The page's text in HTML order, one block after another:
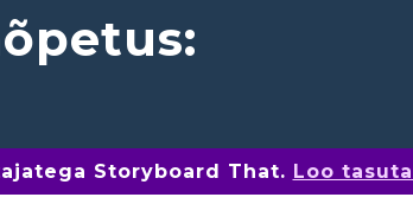
Storyboard That. Loo